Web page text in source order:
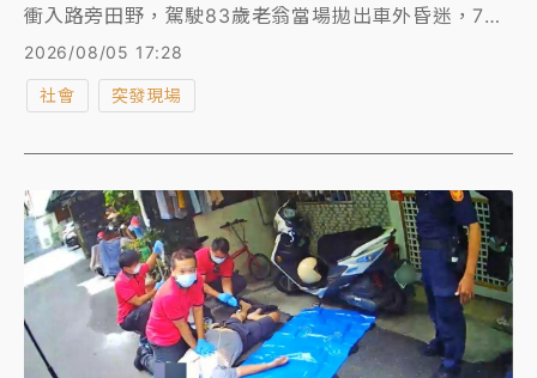
衝入路旁田野，駕駛83歲老翁當場拋出車外昏迷，79
歲妻子則拋飛倒地，再被車體重壓致死，過程離奇。肇
2026/08/05 17:28
社會 突發現場